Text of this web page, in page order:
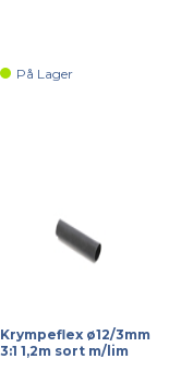
På Lager
Krympeflex ø12/3mm
3:1 1,2m sort m/lim